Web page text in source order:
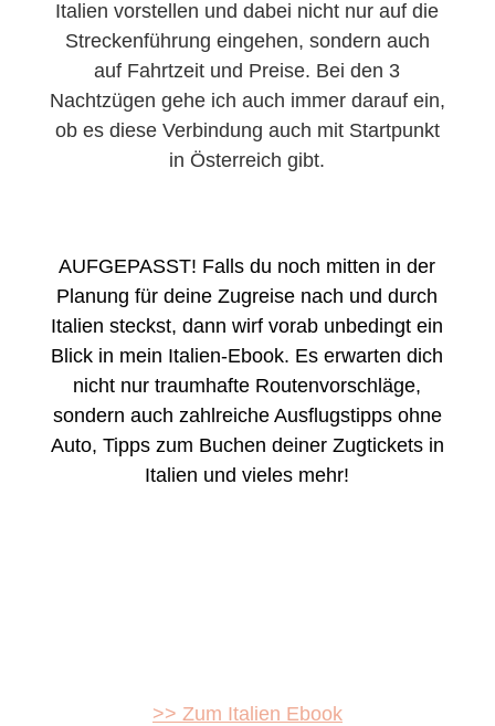
Italien vorstellen und dabei nicht nur auf die
Streckenführung eingehen, sondern auch
auf Fahrtzeit und Preise. Bei den 3
Nachtzügen gehe ich auch immer darauf ein,
ob es diese Verbindung auch mit Startpunkt
in Österreich gibt.
AUFGEPASST! Falls du noch mitten in der
Planung für deine Zugreise nach und durch
Italien steckst, dann wirf vorab unbedingt ein
Blick in mein Italien-Ebook. Es erwarten dich
nicht nur traumhafte Routenvorschläge,
sondern auch zahlreiche Ausflugstipps ohne
Auto, Tipps zum Buchen deiner Zugtickets in
Italien und vieles mehr!
>> Zum Italien Ebook